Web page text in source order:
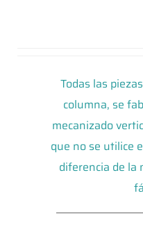
Todas las
columna, se
mecanizado
que no se utilice
diferencia de la